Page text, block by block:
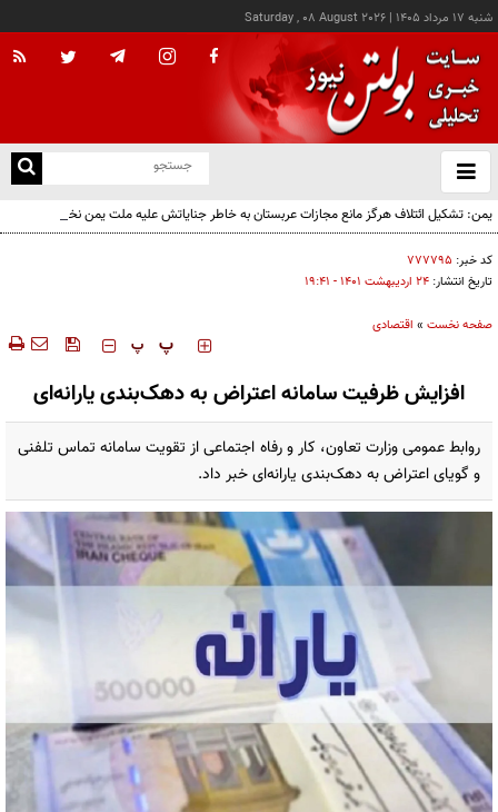
شنبه ۱۷ مرداد ۱۴۰۵ |
Saturday , 08 August 2026
باز
و
یمن: تشکیل ائتلاف هرگز مانع مجازات عربستان به خاطر جنایاتش علیه ملت یمن نخواهد شد
کد خبر: ۷۷۷۷۹۵
تاریخ انتشار: ۲۴ ارديبهشت ۱۴۰۱ - ۱۹:۴۱
صفحه نخست » اقتصادی
‍‍‍ پ پ
افزایش ظرفیت سامانه اعتراض به دهک‌بندی یارانه‌ای
روابط عمومی وزارت تعاون، کار و رفاه اجتماعی از تقویت سامانه تماس تلفنی
و گویای اعتراض به دهک‌بندی یارانه‌ای خبر داد.